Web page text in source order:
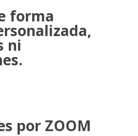
forma
ni
por ZOOM